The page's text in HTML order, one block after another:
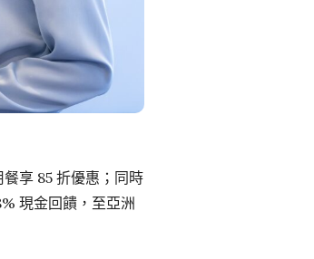
享 85 折優惠；同時
現金回饋，至亞洲